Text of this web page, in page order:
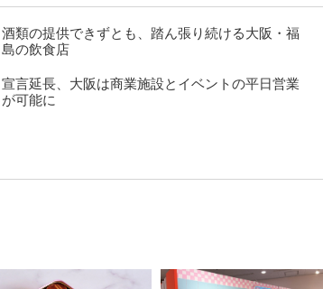
酒類の提供できずとも、踏ん張り続ける大阪・福
島の飲食店
宣言延長、大阪は商業施設とイベントの平日営業
が可能に